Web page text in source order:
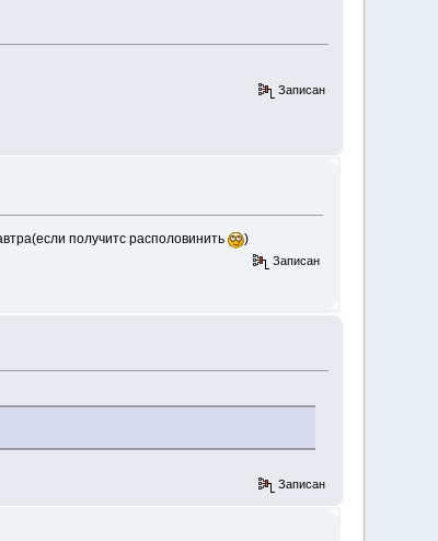
Записан
получитс располовинить )
Записан
Записан